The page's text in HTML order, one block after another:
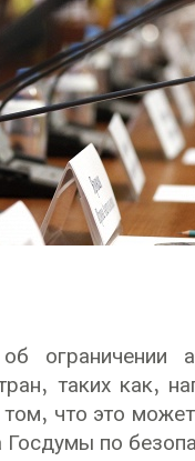
ограничении
таких как,
что это
Госдумы по